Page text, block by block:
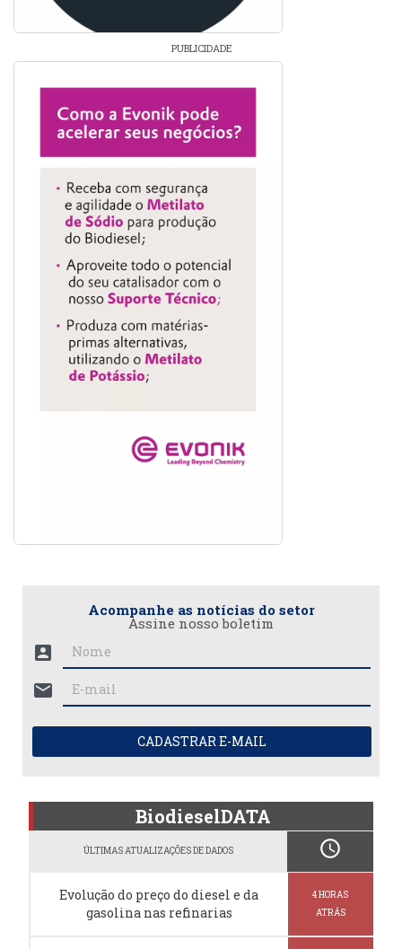
PUBLICIDADE
Acompanhe as notícias do setor
Assine nosso boletim
account_box
mail
CADASTRAR E-MAIL
BiodieselDATA
ÚLTIMAS ATUALIZAÇÕES DE DADOS schedule
Evolução do preço do diesel e da
gasolina nas refinarias
4 HORAS
ATRÁS